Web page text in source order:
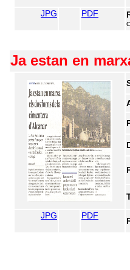
JPG PDF
Ja estan en
JPG PDF